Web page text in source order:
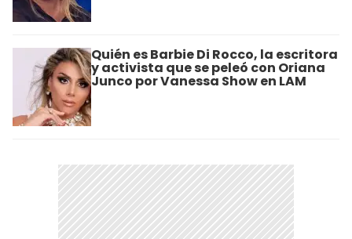
Quién es Barbie Di Rocco, la escritora
y activista que se peleó con Oriana
Junco por Vanessa Show en LAM